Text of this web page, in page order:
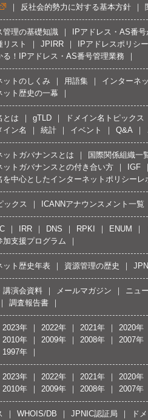
反社会的勢力に対する基本方針
管理の基礎知識 IPアドレス・AS番
リスト
JPIRR IPアドレスポリシ
る！IPアドレス・AS番号管理業務
ットのしくみ 用語集 インターネ
ット歴史の一幕
とは gTLD ドメイン名トピックス
イン名
統計 イベント Q&A
ットガバナンスとは 国際関係組織一
ットガバナンスとの付き合い方
IGF
を中心としたインターネットポリシーレ
ックス ICANNアナウンスメント一覧
IRR DNS RPKI ENUM
加支援プログラム
ット歴史年表 資源管理の歴史
講演会資料 メールマガジン ニュ
調査報告書
2023年 2022年 2021年 2020年
2010年 2009年 2008年 2007年
1997年
2023年 2022年 2021年 2020年
2010年 2009年 2008年 2007年
WHOIS/DB JPNIC認証局 ド